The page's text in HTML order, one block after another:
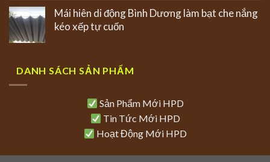
Mái hiên di động Bình Dương làm bạt che nắng
kéo xếp tự cuốn
DANH SÁCH SẢN PHẨM
Sản Phẩm Mới HPD
Tin Tức Mới HPD
Hoạt Động Mới HPD